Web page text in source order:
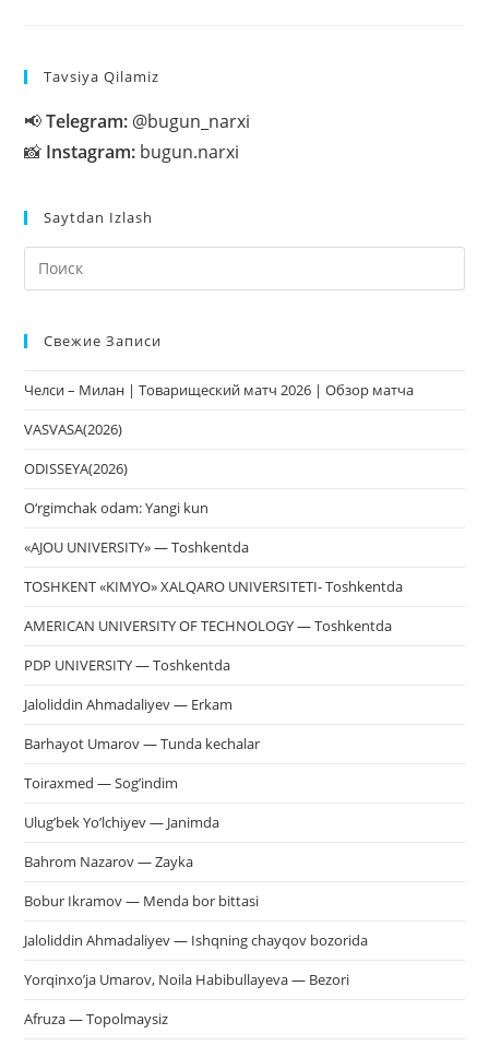
Tavsiya Qilamiz
📢Telegram: @bugun_narxi
📸 Instagram: bugun.narxi
Saytdan Izlash
Свежие Записи
Челси – Милан | Товарищеский матч 2026 | Обзор матча
VASVASA(2026)
ODISSEYA(2026)
O‘rgimchak odam: Yangi kun
«AJOU UNIVERSITY» — Toshkentda
TOSHKENT «KIMYO» XALQARO UNIVERSITETI- Toshkentda
AMERICAN UNIVERSITY OF TECHNOLOGY — Toshkentda
PDP UNIVERSITY — Toshkentda
Jaloliddin Ahmadaliyev — Erkam
Barhayot Umarov — Tunda kechalar
Toiraxmed — Sog’indim
Ulug’bek Yo’lchiyev — Janimda
Bahrom Nazarov — Zayka
Bobur Ikramov — Menda bor bittasi
Jaloliddin Ahmadaliyev — Ishqning chayqov bozorida
Yorqinxo’ja Umarov, Noila Habibullayeva — Bezori
Afruza — Topolmaysiz